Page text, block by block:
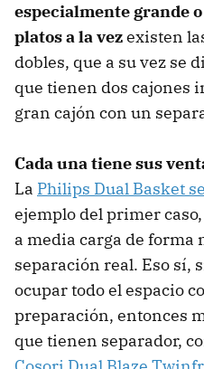
especialmente grande
platos a la vezexisten
dobles, que a su vez se
que tienen dos cajones
gran cajón con un
Cada una tiene sus
La Philips Dual Basket
ejemplo del primer
a media carga de forma
separación real. Eso sí,
ocupar todo el espacio
preparación, entonces
que tienen separador,